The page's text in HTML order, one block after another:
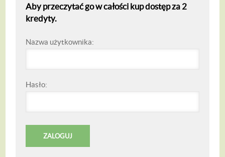
Aby przeczytać go w całości kup dostęp za 2
kredyty.
Nazwa użytkownika:
Hasło: